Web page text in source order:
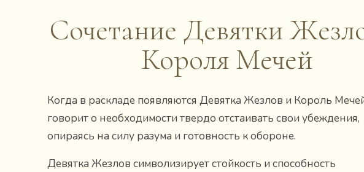
Сочетание Девятки
Короля Мечей
Когда в раскладе появляются Девятка Жезлов и Король
говорит о необходимости твердо отстаивать свои убеждения,
опираясь на силу разума и готовность к обороне.
Девятка Жезлов символизирует стойкость и способность